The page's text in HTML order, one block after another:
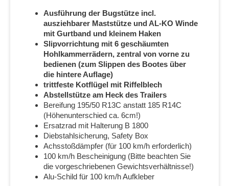
Ausführung der Bugstütze incl.
ausziehbarer Maststütze und AL-KO Winde
mit Gurtband und kleinem Haken
Slipvorrichtung mit 6 geschäumten
Hohlkammerrädern, zentral von vorne zu
bedienen (zum Slippen des Bootes über
die hintere Auflage)
trittfeste Kotflügel mit Riffelblech
Abstellstütze am Heck des Trailers
Bereifung 195/50 R13C anstatt 185 R14C
(Höhenunterschied ca. 6cm!)
Ersatzrad mit Halterung B 1800
Diebstahlsicherung, Safety Box
Achsstoßdämpfer (für 100 km/h erforderlich)
100 km/h Bescheinigung (Bitte beachten Sie
die vorgeschriebenen Gewichtsverhältnisse!)
Alu-Schild für 100 km/h Aufkleber